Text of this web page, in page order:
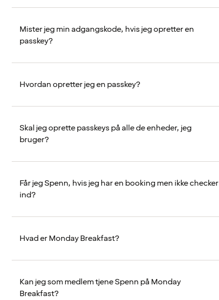
Mister jeg min adgangskode, hvis jeg opretter en
passkey?
Hvordan opretter jeg en passkey?
Skal jeg oprette passkeys på alle de enheder, jeg
bruger?
Får jeg Spenn, hvis jeg har en booking men ikke checker
ind?
Hvad er Monday Breakfast?
Kan jeg som medlem tjene Spenn på Monday
Breakfast?